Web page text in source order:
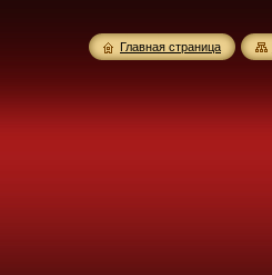
Главная страница